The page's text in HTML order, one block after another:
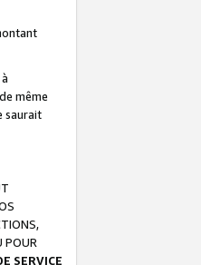
même
saurait
POUR
SERVICE